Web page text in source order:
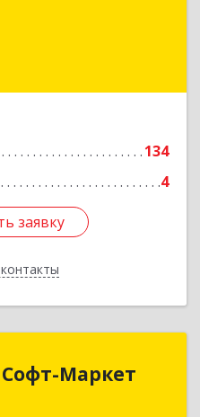
134
4
заявку
Псков г, Советская ул,
заявку
Маркет
Софт-Маркет
проспект, 10